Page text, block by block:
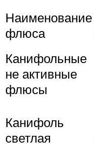
Наименование
флюса
Канифольные
не активные
флюсы
Канифоль
светлая